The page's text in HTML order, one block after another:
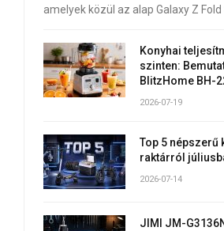
amelyek közül az alap Galaxy Z
Konyhai
szinten:
BlitzHome BH-
2026-07-19
Top 5 népszerű
raktárról
2026-07-14
JIMI JM-